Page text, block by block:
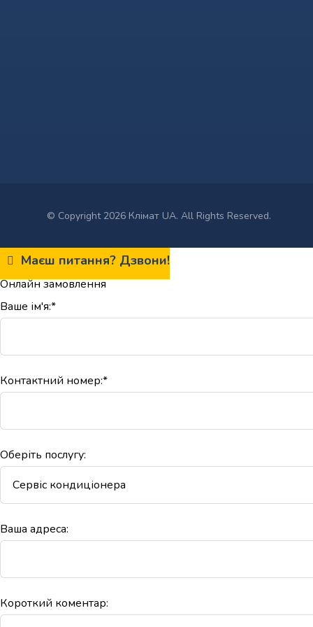
© Copyright 2026 Клімат UA. All Rights Reserved.
Маєш питання? Дзвони!
Онлайн замовлення
Ваше ім'я:*
Контактний номер:*
Оберіть послугу:
Ваша адреса:
Короткий коментар: